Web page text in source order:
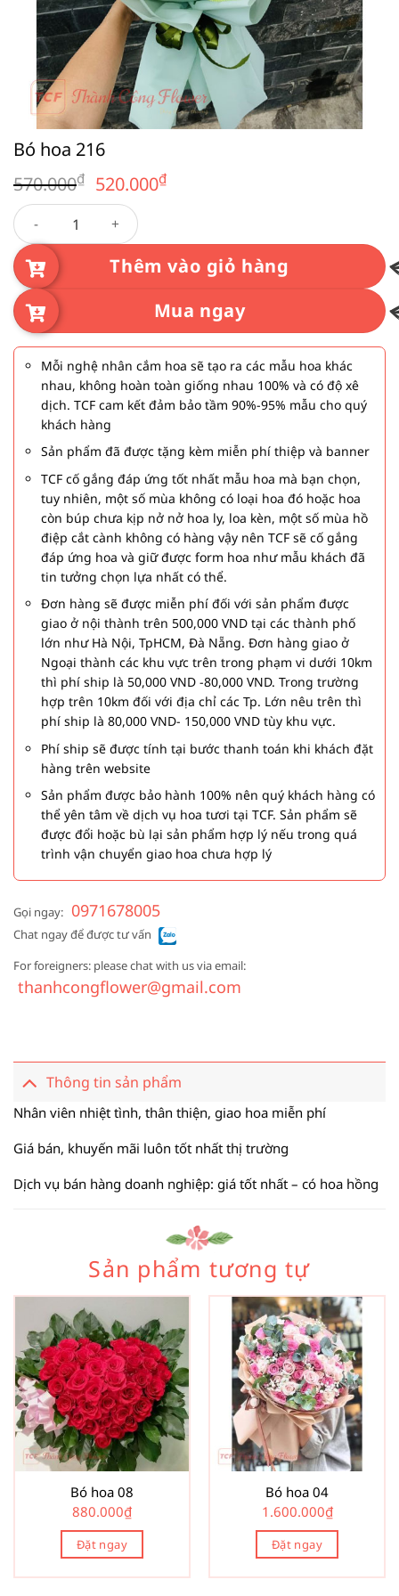
Bó hoa 216
570.000₫ Giá
gốc
là:
570.000₫.
520.000₫Giá
là:
520.000₫.
Bó hoa 216 số lượng
Thêm vào giỏ hàng
Mua ngay
Mỗi nghệ nhân cắm hoa sẽ tạo ra các mẫu hoa khác
nhau, không hoàn toàn giống nhau 100% và có độ xê
dịch. TCF cam kết đảm bảo tầm 90%-95% mẫu cho quý
khách hàng
Sản phẩm đã được tặng kèm miễn phí thiệp và banner
TCF cố gắng đáp ứng tốt nhất mẫu hoa mà bạn chọn,
tuy nhiên, một số mùa không có loại hoa đó hoặc hoa
còn búp chưa kịp nở nở hoa ly, loa kèn, một số mùa hồ
điệp cắt cành không có hàng vậy nên TCF sẽ cố gắng
đáp ứng hoa và giữ được form hoa như mẫu khách đã
tin tưởng chọn lựa nhất có thể.
Đơn hàng sẽ được miễn phí đối với sản phẩm được
giao ở nội thành trên 500,000 VND tại các thành phố
lớn như Hà Nội, TpHCM, Đà Nẵng. Đơn hàng giao ở
Ngoại thành các khu vực trên trong phạm vi dưới 10km
thì phí ship là 50,000 VND -80,000 VND. Trong trường
hợp trên 10km đối với địa chỉ các Tp. Lớn nêu trên thì
phí ship là 80,000 VND- 150,000 VND tùy khu vực.
Phí ship sẽ được tính tại bước thanh toán khi khách đặt
hàng trên website
Sản phẩm được bảo hành 100% nên quý khách hàng có
thể yên tâm về dịch vụ hoa tươi tại TCF. Sản phẩm sẽ
được đổi hoặc bù lại sản phẩm hợp lý nếu trong quá
trình vận chuyển giao hoa chưa hợp lý
Gọi ngay: 0971678005
Chat ngay để được tư vấn
For foreigners: please chat with us via email:
thanhcongflower@gmail.com
Thông tin sản phẩm
Nhân viên nhiệt tình, thân thiện, giao hoa miễn phí
Giá bán, khuyến mãi luôn tốt nhất thị trường
Dịch vụ bán hàng doanh nghiệp: giá tốt nhất – có hoa hồng
Sản phẩm tương tự
Bó hoa 08
880.000₫
Đặt ngay
Bó hoa 04
1.600.000₫
Đặt ngay